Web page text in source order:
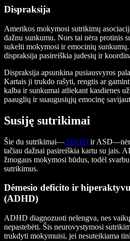
Dispraksija
Amerikos mokymosi sutrikimų
dažnu sunkumu. Nors tai nėra protinis
sukelti mokymosi ir emocinių
dispraksija pasireiškia judesių ir
Dispraksija apsunkina pusiausvyros
Kartais ji trukdo rašyti, rengtis ar
kalba ir sunkumai atliekant kasdienes
paauglių ir suaugusiųjų emocinę
Susiję sutrikimai
Šie du sutrikimai—ADHD ir
tačiau dažnai pasireiškia kartu su jais.
žmogaus mokymosi būdus, todėl
sutrikimus.
Dėmesio deficito ir
(ADHD)
ADHD diagnozuoti nelengva, nes
nepastebėti. Šis neurovystymosi
trukdyti mokymuisi, jei nesuteikiama